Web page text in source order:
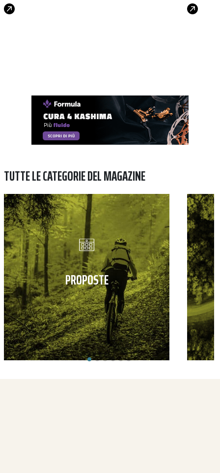
TUTTE LE CATEGORIE DEL MAGAZINE
PROPOSTE